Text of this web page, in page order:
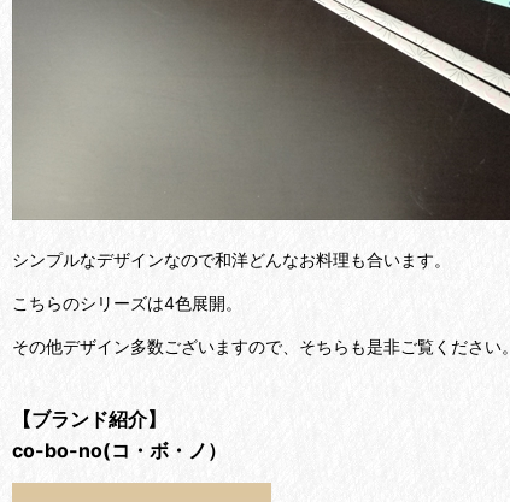
シンプルなデザインなので和洋どんなお料理も合います。
こちらのシリーズは4色展開。
その他デザイン多数ございますので、そちらも是非ご覧ください。
【ブランド紹介】
co-bo-no(コ・ボ・ノ）